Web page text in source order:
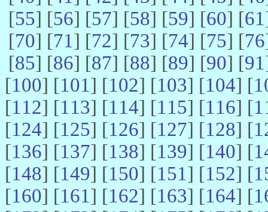
[55] [56] [57] [58] [59] [60] [61
[70] [71] [72] [73] [74] [75] [76
[85] [86] [87] [88] [89] [90] [91
[100] [101] [102] [103] [104] [
[112] [113] [114] [115] [116] [
[124] [125] [126] [127] [128] [
[136] [137] [138] [139] [140] [
[148] [149] [150] [151] [152] [
[160] [161] [162] [163] [164] [